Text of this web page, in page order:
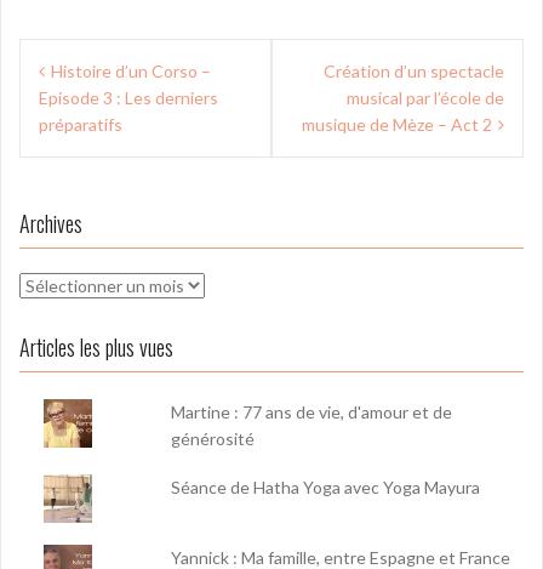
Navigation
de
l’article
Histoire d’un Corso –
Episode 3 : Les derniers
préparatifs
Création d’un spectacle
musical par l’école de
musique de Mèze – Act 2
Archives
Archives
Articles les plus vues
Martine : 77 ans de vie, d'amour et de
générosité
Séance de Hatha Yoga avec Yoga Mayura
Yannick : Ma famille, entre Espagne et France